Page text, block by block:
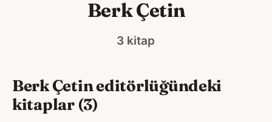
Berk Çetin
3 kitap
Berk Çetin editörlüğündeki
kitaplar (3)